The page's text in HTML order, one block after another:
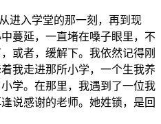
从进入学堂的那一刻，再到现
蔓延，一直堵在嗓子眼里，不
或者，缓解下。我依然记得刚
我走进那所小学，一个生我养
学。在那里，我遇到了一位我
说感谢的老师。她姓锁，是回